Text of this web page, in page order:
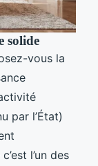
solide
vous la
par l’État)
l’un des